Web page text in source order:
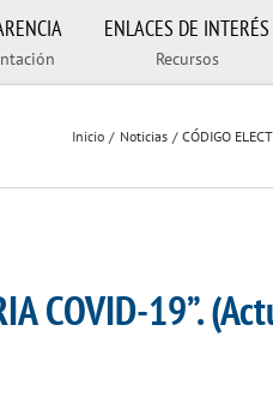
ENLACES DE INTERÉS
Recursos
Inicio Noticias CÓDIGO
COVID-19”.